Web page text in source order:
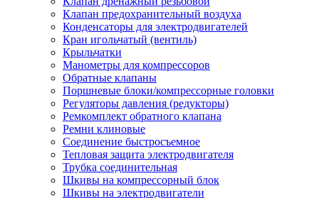
Клапан предохранительный воздуха
Конденсаторы для электродвигателей
Кран игольчатый (вентиль)
Крыльчатки
Манометры для компрессоров
Обратные клапаны
Поршневые блоки/компрессорные головки
Регуляторы давления (редукторы)
Ремкомплект обратного клапана
Ремни клиновые
Соединение быстросъемное
Тепловая защита электродвигателя
Трубка соединительная
Шкивы на компрессорный блок
Шкивы на электродвигатели